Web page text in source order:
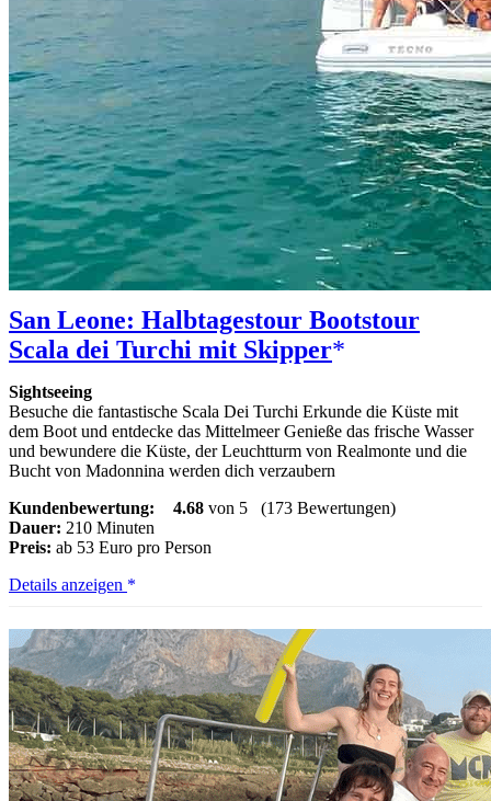
San Leone: Halbtagestour Bootstour
Scala dei Turchi mit Skipper
Sightseeing
Besuche die fantastische Scala Dei Turchi Erkunde die Küste mit
dem Boot und entdecke das Mittelmeer Genieße das frische Wasser
und bewundere die Küste, der Leuchtturm von Realmonte und die
Bucht von Madonnina werden dich verzaubern
Kundenbewertung:
4.68 von 5 (173 Bewertungen)
Dauer: 210 Minuten
Preis: ab 53 Euro pro Person
San
Bootstour
Scala
dei
Turchi
mit
Skipper
Details anzeigen